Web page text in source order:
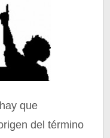
que
del término